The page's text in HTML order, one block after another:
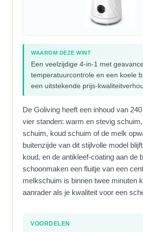
WAAROM DEZE WINT
Een veelzijdige 4-in-1 met
temperatuurcontrole en een koele
een uitstekende prijs-
De Goliving heeft een inhoud van
vier standen: warm en stevig
schuim, koud schuim of de melk
buitenzijde van dit stijlvolle model
koud, en de antikleef-coating aan de
schoonmaken een fluitje van een
melkschuim is binnen twee minuten
aanrader als je kwaliteit voor een
VOORDELEN